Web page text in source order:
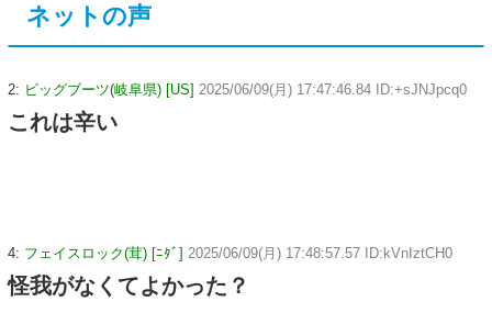
ネットの声
2: ビッグブーツ(岐阜県) [US] 2025/06/09(月) 17:47:46.84 ID:+sJNJpcq0
これは辛い
4: フェイスロック(茸) [ﾆﾀﾞ] 2025/06/09(月) 17:48:57.57 ID:kVnIztCH0
怪我がなくてよかった？